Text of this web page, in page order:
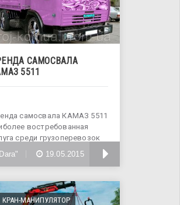
САМОСВАЛА
5511
самосвала КАМАЗ 5511
востребованная
среди грузоперевозок
19.05.2015
КРАН-МАНИПУЛЯТОР